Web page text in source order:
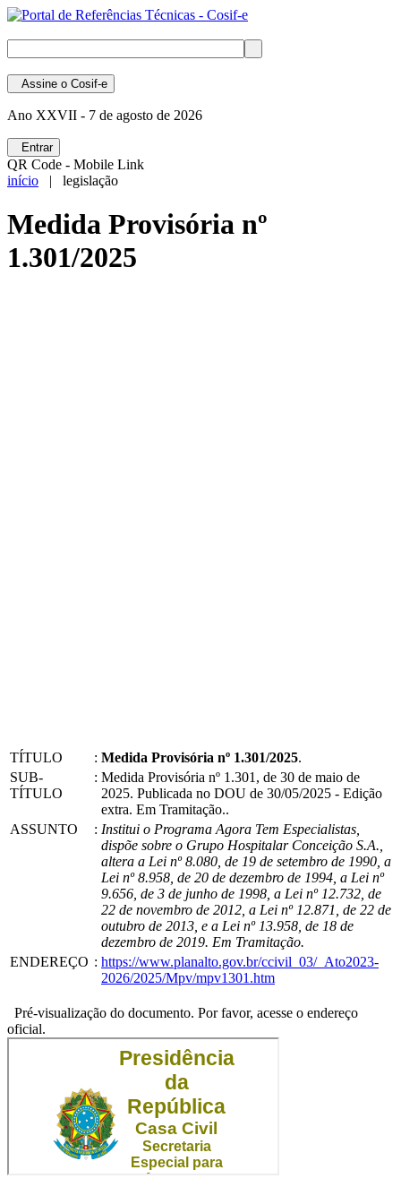
Assine o Cosif-e
Ano XXVII - 7 de agosto de 2026
Entrar
QR Code - Mobile Link
início | legislação
Medida Provisória nº
1.301/2025
TÍTULO : Medida Provisória nº 1.301/2025.
SUB-
TÍTULO
: Medida Provisória nº 1.301, de 30 de maio de
2025. Publicada no DOU de 30/05/2025 - Edição
extra. Em Tramitação..
ASSUNTO
: Institui o Programa Agora Tem Especialistas,
dispõe sobre o Grupo Hospitalar Conceição S.A.,
altera a Lei nº 8.080, de 19 de setembro de 1990, a
Lei nº 8.958, de 20 de dezembro de 1994, a Lei nº
9.656, de 3 de junho de 1998, a Lei nº 12.732, de
22 de novembro de 2012, a Lei nº 12.871, de 22 de
outubro de 2013, e a Lei nº 13.958, de 18 de
dezembro de 2019. Em Tramitação.
ENDEREÇO : https://www.planalto.gov.br/ccivil_03/_Ato2023-
2026/2025/Mpv/mpv1301.htm
Pré-visualização do documento. Por favor, acesse o endereço
oficial.